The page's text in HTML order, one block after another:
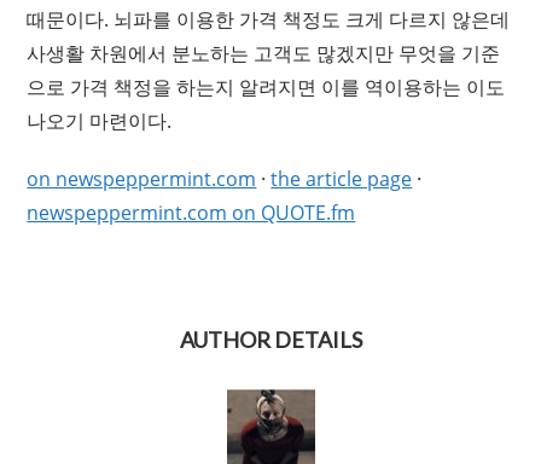
때문이다. 뇌파를 이용한 가격 책정도 크게 다르지 않은데
사생활 차원에서 분노하는 고객도 많겠지만 무엇을 기준
으로 가격 책정을 하는지 알려지면 이를 역이용하는 이도
나오기 마련이다.
on newspeppermint.com ·the article page ·
newspeppermint.com on QUOTE.fm
AUTHOR DETAILS